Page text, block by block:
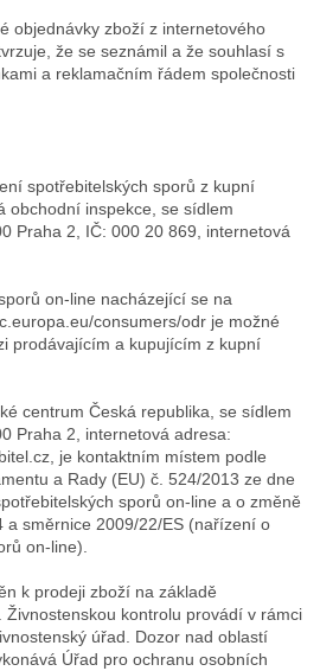
objednávky zboží z internetového
že se seznámil a že souhlasí s
a reklamačním řádem společnosti
spotřebitelských sporů z kupní
obchodní inspekce, se sídlem
Praha 2, IČ: 000 20 869, internetová
on-line nacházející se na
consumers/odr je možné
prodávajícím a kupujícím z kupní
centrum Česká republika, se sídlem
Praha 2, internetová adresa:
je kontaktním místem podle
a Rady (EU) č. 524/2013 ze dne
sporů on-line a o změně
a směrnice 2009/22/ES (nařízení o
on-line).
k prodeji zboží na základě
kontrolu provádí v rámci
úřad. Dozor nad oblastí
Úřad pro ochranu osobních